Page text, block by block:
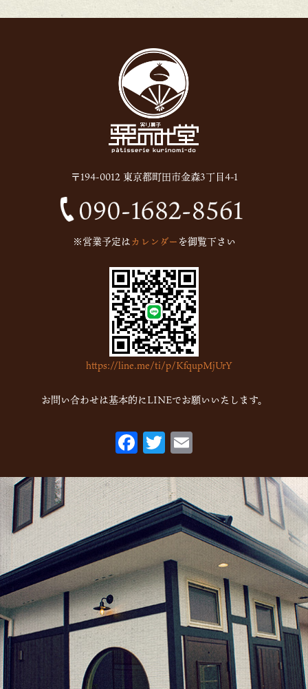
2025年12月 (15)
2025年10月(6)
2025年9月(11)
2025年8月(11)
2025年7月(12)
2025年6月(13)
2024年12月(1)
2024年10月(1)
2023年2月(4)
2023年1月(7)
2022年12月(15)
2022年11月(16)
2022年10月(6)
2022年9月(1)
2022年5月
(2)
2022年1月(2)
2021年10月(1)
2021年9月
2021年8月 (1)
2021年6月
(1)
2021年5月
(1)
2021年4月 (1)
2021年2月(2)
〒194-0012 東京都町田市金森3丁目4-1
※営業予定はカレンダーを御覧下さい
https://line.me/ti/p/KfqupMjUrY
お問い合わせは基本的にLINEでお願いいたします。
F
ac
eb
o
o
k
T
w
itt
er
ai
l